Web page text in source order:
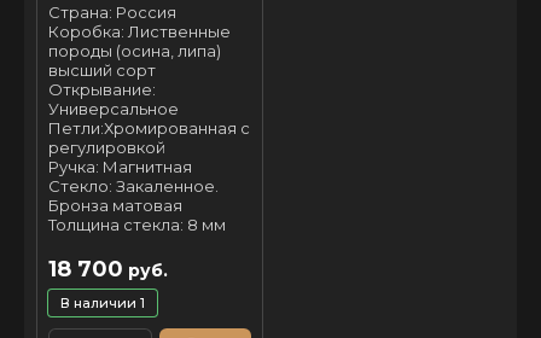
Страна: Россия
Коробка: Лиственные
породы (осина, липа)
высший сорт
Открывание:
Универсальное
Петли:Хромированная с
регулировкой
Ручка: Магнитная
Стекло: Закаленное.
Бронза матовая
Толщина стекла: 8 мм
В наличии 1
18 700 руб.